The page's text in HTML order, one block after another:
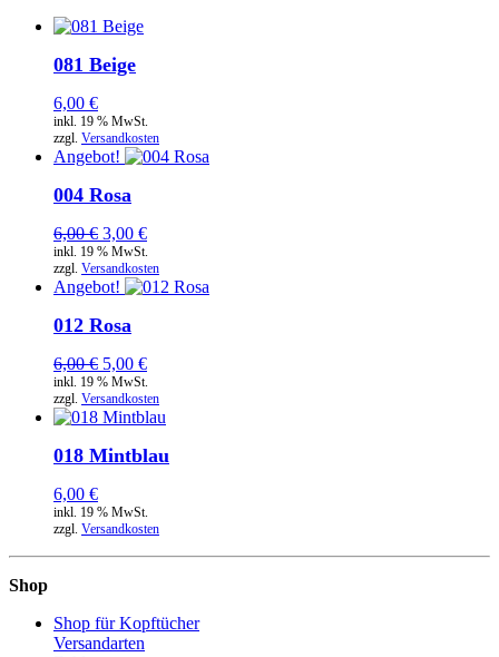
081 Beige
6,00 €
inkl. 19 % MwSt.
zzgl. Versandkosten
Angebot!
004 Rosa
6,00€ Ursprünglicher
Preis
war:
6,00 €
3,00 €Aktueller
Preis
ist:
3,00 €.
inkl. 19 % MwSt.
zzgl. Versandkosten
Angebot!
012 Rosa
6,00€ Ursprünglicher
Preis
war:
6,00 €
5,00 €Aktueller
Preis
ist:
5,00 €.
inkl. 19 % MwSt.
zzgl. Versandkosten
018 Mintblau
6,00 €
inkl. 19 % MwSt.
zzgl. Versandkosten
Shop
Shop für Kopftücher
Versandarten